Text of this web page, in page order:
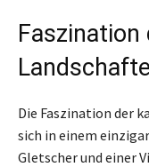
Faszination
Die Faszination der
sich in einem
Gletscher und einer